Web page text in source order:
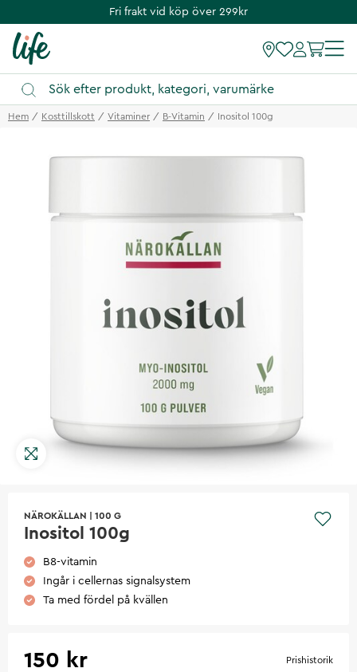
Fri frakt vid köp över 299kr
Hem Kosttillskott Vitaminer B-Vitamin Inositol 100g
NÄROKÄLLAN 100 G
Inositol 100g
B8-vitamin
Ingår i cellernas signalsystem
Ta med fördel på kvällen
150 kr Prishistorik